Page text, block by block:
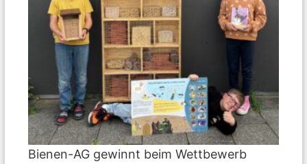
Bienen-AG gewinnt beim Wettbewerb